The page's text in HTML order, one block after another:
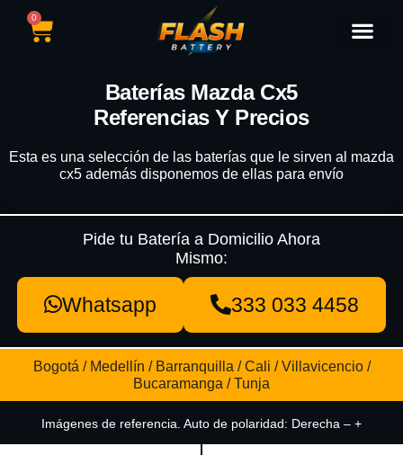
0
Baterías Mazda Cx5
Referencias Y Precios
Esta es una selección de las baterías que le sirven al mazda
cx5 además disponemos de ellas para envío
Pide tu Batería a Domicilio Ahora
Mismo:
Whatsapp 333 033 4458
Bogotá / Medellín / Barranquilla / Cali / Villavicencio /
Bucaramanga / Tunja
Imágenes de referencia. Auto de polaridad: Derecha – +